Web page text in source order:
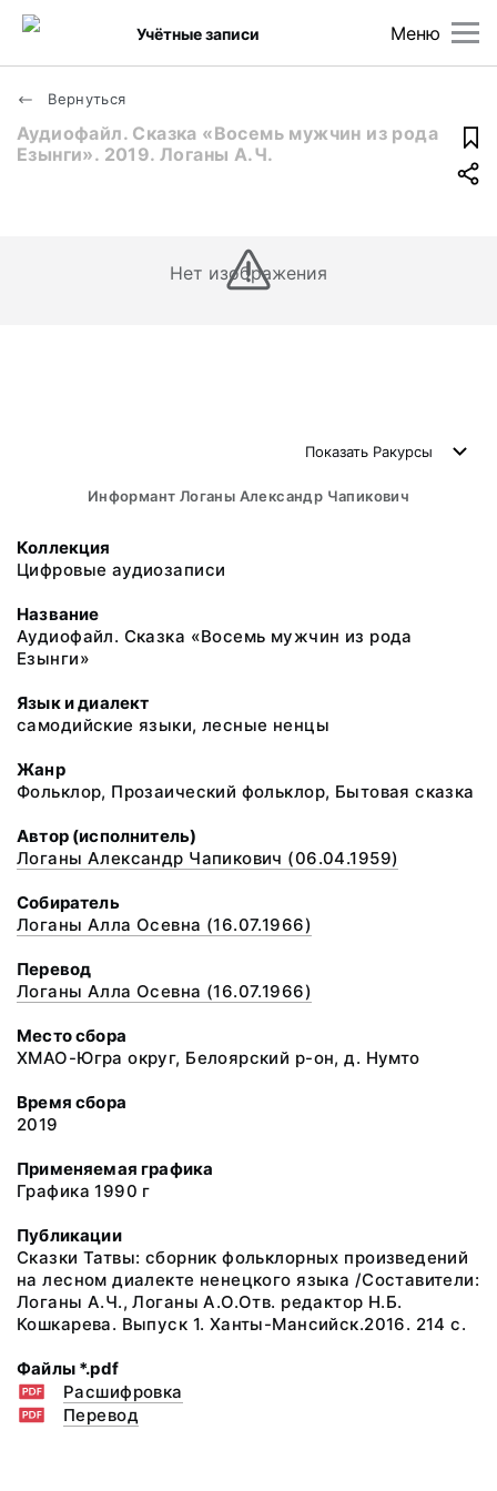
Меню
Учётные записи
Вернуться
Аудиофайл. Сказка «Восемь мужчин из рода
Езынги». 2019. Логаны А.Ч.
Нет изображения
Показать Ракурсы
Информант Логаны Александр Чапикович
Коллекция
Цифровые аудиозаписи
Название
Аудиофайл. Сказка «Восемь мужчин из рода
Езынги»
Язык и диалект
самодийские языки, лесные ненцы
Жанр
Фольклор, Прозаический фольклор, Бытовая сказка
Автор (исполнитель)
Логаны Александр Чапикович (06.04.1959)
Собиратель
Логаны Алла Осевна (16.07.1966)
Перевод
Логаны Алла Осевна (16.07.1966)
Место сбора
ХМАО-Югра округ, Белоярский р-он, д. Нумто
Время сбора
2019
Применяемая графика
Графика 1990 г
Публикации
Сказки Татвы: сборник фольклорных произведений
на лесном диалекте ненецкого языка /Составители:
Логаны А.Ч., Логаны А.О.Отв. редактор Н.Б.
Кошкарева. Выпуск 1. Ханты-Мансийск.2016. 214 с.
Файлы *.pdf
Расшифровка
Перевод